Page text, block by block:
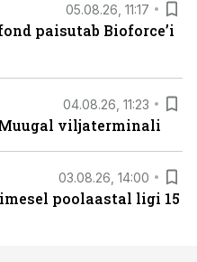
05.08.26, 11:17
paisutab Bioforce’i
04.08.26, 11:23
viljaterminali
03.08.26, 14:00
poolaastal ligi 15